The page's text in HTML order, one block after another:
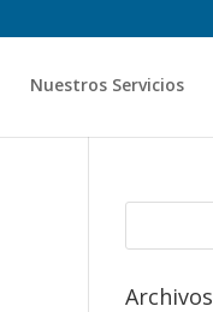
Nuestros Servicios
Archivos